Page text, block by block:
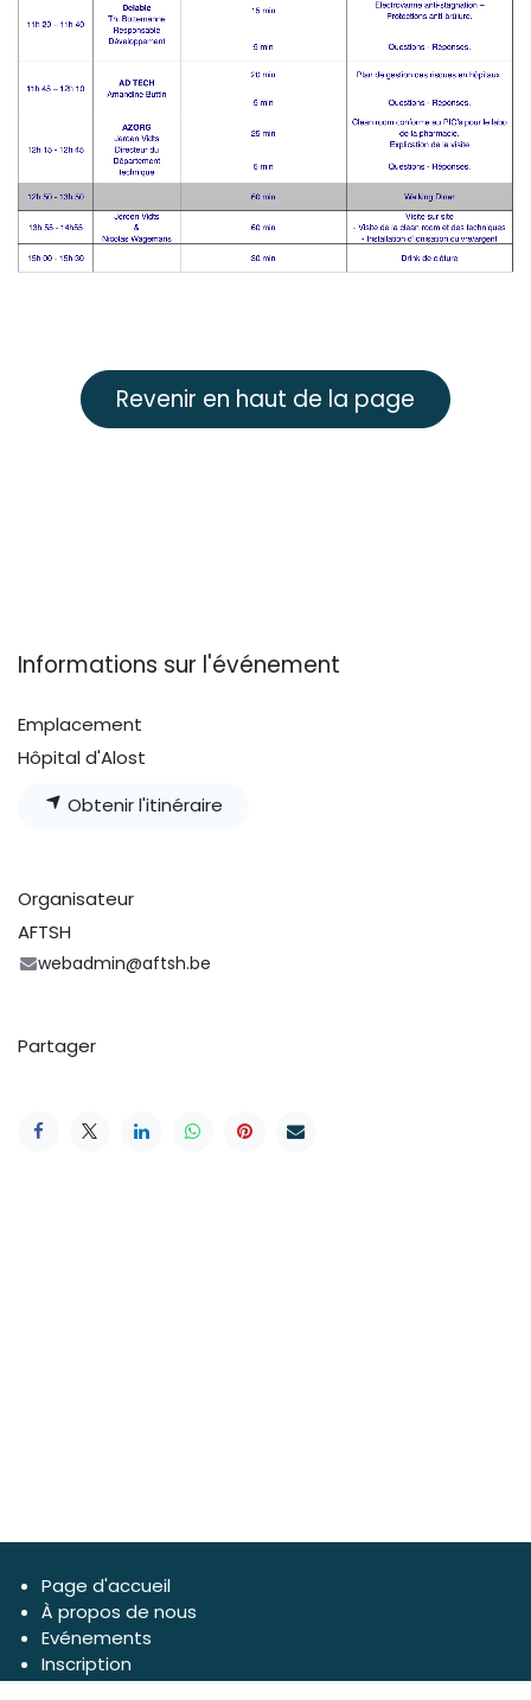
Revenir en haut de la page
Informations sur l'événement
Emplacement
Hôpital d'Alost
Obtenir l'itinéraire
Organisateur
AFTSH
webadmin@aftsh.be
Partager
Page d'accueil
À propos de nous
Evénements
Inscription
Forum